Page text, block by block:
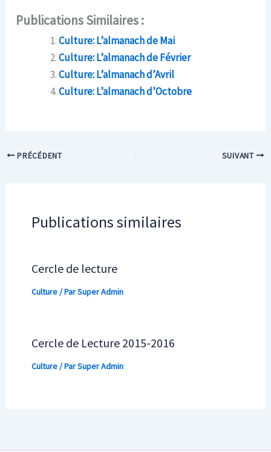
Publications Similaires :
Culture: L’almanach de Mai
Culture: L’almanach de Février
Culture: L’almanach d’Avril
Culture: L’almanach d’Octobre
PRÉCÉDENT SUIVANT
Publications similaires
Cercle de lecture
Culture/ ParSuper Admin
Cercle de Lecture 2015-2016
Culture/ ParSuper Admin